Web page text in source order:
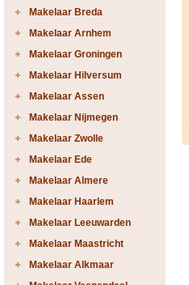
Makelaar Breda
Makelaar Arnhem
Makelaar Groningen
Makelaar Hilversum
Makelaar Assen
Makelaar Nijmegen
Makelaar Zwolle
Makelaar Ede
Makelaar Almere
Makelaar Haarlem
Makelaar Leeuwarden
Makelaar Maastricht
Makelaar Alkmaar